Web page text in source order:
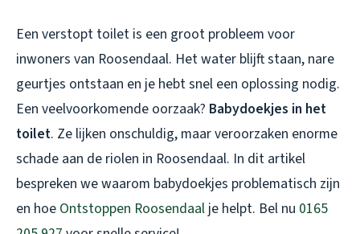
Een verstopt toilet is een groot probleem voor
inwoners van Roosendaal. Het water blijft staan, nare
geurtjes ontstaan en je hebt snel een oplossing nodig.
Een veelvoorkomende oorzaak? Babydoekjes in het
toilet. Ze lijken onschuldig, maar veroorzaken enorme
schade aan de riolen in Roosendaal. In dit artikel
bespreken we waarom babydoekjes problematisch zijn
en hoe Ontstoppen Roosendaal je helpt. Bel nu 0165